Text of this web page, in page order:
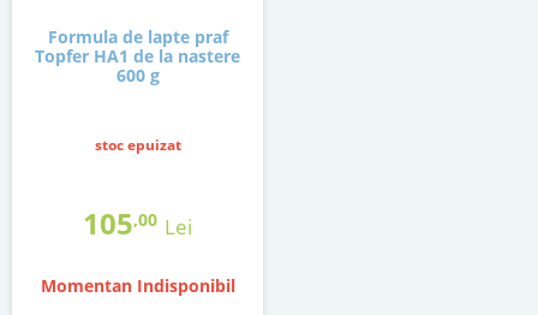
Formula de lapte praf
Topfer HA1 de la nastere
600 g
stoc epuizat
105,00 Lei
Momentan Indisponibil